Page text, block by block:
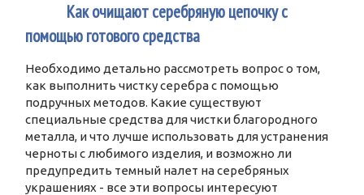
Как очищают серебряную цепочку с
помощью готового средства
Необходимо детально рассмотреть вопрос о том,
как выполнить чистку серебра с помощью
подручных методов. Какие существуют
специальные средства для чистки благородного
металла, и что лучше использовать для устранения
черноты с любимого изделия, и возможно ли
предупредить темный налет на серебряных
украшениях - все эти вопросы интересуют